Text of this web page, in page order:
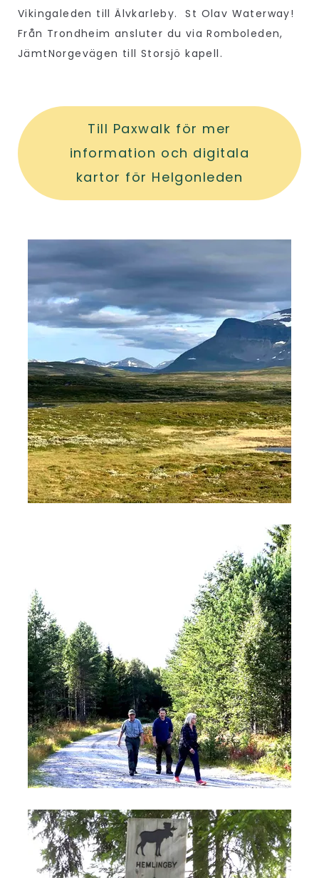
Vikingaleden till Älvkarleby. St Olav Waterway!
Från Trondheim ansluter du via Romboleden,
JämtNorgevägen till Storsjö kapell.
Till Paxwalk för mer
information och digitala
kartor för Helgonleden